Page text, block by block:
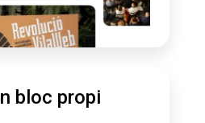
bloc propi